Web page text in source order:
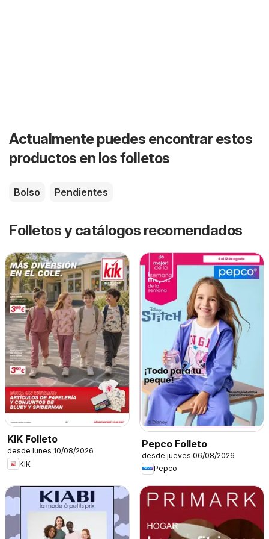
Actualmente puedes encontrar estos
productos en los folletos
Bolso Pendientes
Folletos y catálogos recomendados
KIK Folleto
desde lunes 10/08/2026
KIK
Pepco Folleto
desde jueves 06/08/2026
Pepco